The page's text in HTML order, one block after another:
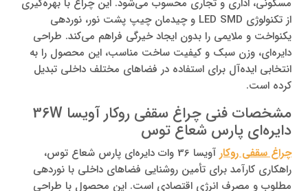
از تکنولوژی LED SMD و چیدمان چیپ پشت نور، نوردهی
یکنواخت و ملایمی را بدون ایجاد خیرگی فراهم می‌کند. طراحی
دایره‌ای، وزن سبک و کیفیت ساخت مناسب، این محصول را به
انتخابی ایده‌آل برای استفاده در فضاهای مختلف داخلی تبدیل
کرده است.
مشخصات فنی چراغ سقفی روکار آویسا 36W
دایره‌ای پارس شعاع توس
چراغ سقفی روکار
آویسا 36 وات دایره‌ای پارس شعاع توس،
راهکاری کارآمد برای تأمین روشنایی فضاهای داخلی با نوردهی
مطلوب و مصرف انرژی اقتصادی است. این محصول با طراحی